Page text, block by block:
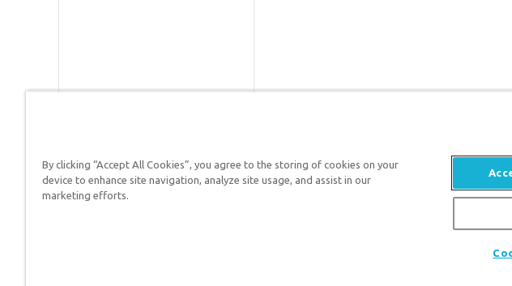
Respuestas en Génesis es un ministerio de apologética,
defender su fe y proclamar el evangelio de Jesucristo.
By clicking “Accept All Cookies”, you agree to the storing of cookies on your
device to enhance site navigation, analyze site usage, and assist in our
marketing efforts.